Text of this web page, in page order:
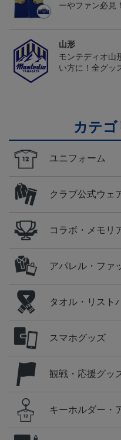
ーやファン必見！
山形
モンテディオ山
い方に！全グッ
カテ
ユニフォーム
クラブ公式ウェ
コラボ・メモリ
アパレル・ファ
タオル・リスト
スマホグッズ
観戦・応援グッ
キーホルダー・